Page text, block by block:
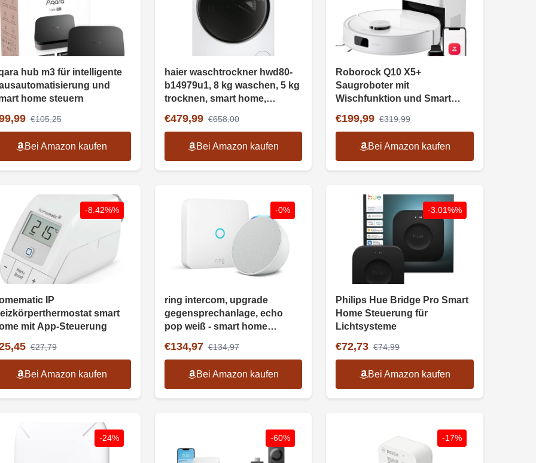
hub m3 für intelligente
und
home steuern
€105,25
Bei Amazon kaufen
haier waschtrockner hwd80-
b14979u1, 8 kg waschen, 5 kg
trocknen, smart home,
€479,99 €658,00
Bei Amazon kaufen
Roborock Q10 X5+
Saugroboter mit
Wischfunktion und Smart
€199,99 €319,99
Bei Amazon kaufen
-8.42%%
IP
smart
mit App-Steuerung
€27,79
Bei Amazon kaufen
-0%
ring intercom, upgrade
gegensprechanlage, echo
pop weiß - smart home
€134,97 €134,97
Bei Amazon kaufen
-3.01%%
Philips Hue Bridge Pro Smart
Home Steuerung für
Lichtsysteme
€72,73 €74,99
Bei Amazon kaufen
-24% -60% -17%